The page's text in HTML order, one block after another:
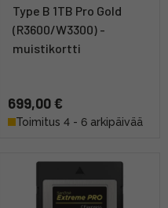
Type B 1TB Pro Gold
(R3600/W3300) -
muistikortti
699,00 €
Toimitus 4 - 6 arkipäivää